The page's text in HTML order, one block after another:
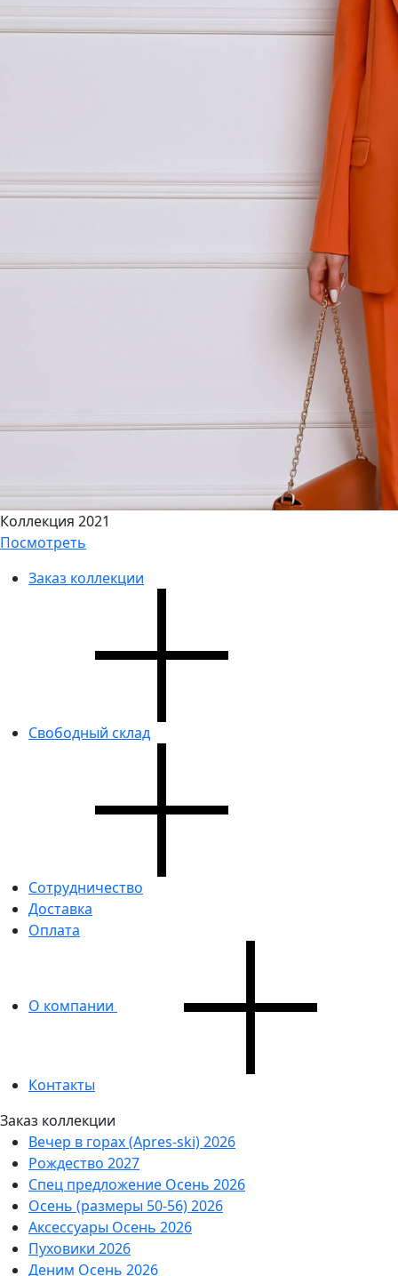
Коллекция 2021
Посмотреть
Заказ коллекции
Свободный склад
Сотрудничество
Доставка
Оплата
О компании
Контакты
Заказ коллекции
Вечер в горах (Apres-ski) 2026
Рождество 2027
Спец предложение Осень 2026
Осень (размеры 50-56) 2026
Аксессуары Осень 2026
Пуховики 2026
Деним Осень 2026